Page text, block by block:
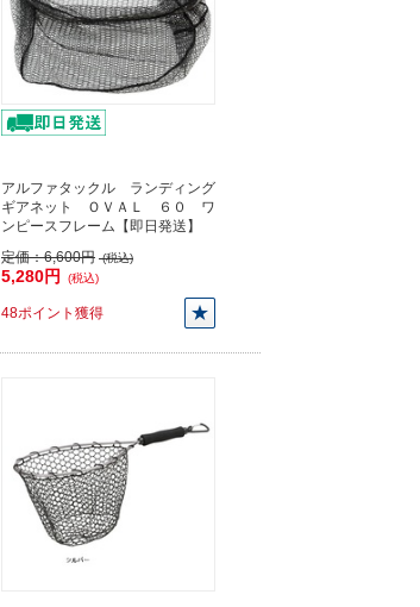
アルファタックル ランディング
ギアネット ＯＶＡＬ ６０ ワ
ンピースフレーム【即日発送】
定価：6,600円 (税込)
5,280円 (税込)
48ポイント獲得